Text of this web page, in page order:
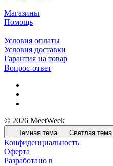
Магазины
Помощь
Условия оплаты
Условия доставки
Гарантия на товар
Вопрос-ответ
© 2026 MeetWeek
Темная тема Светлая тема
Конфиденциальность
Оферта
Разработано в